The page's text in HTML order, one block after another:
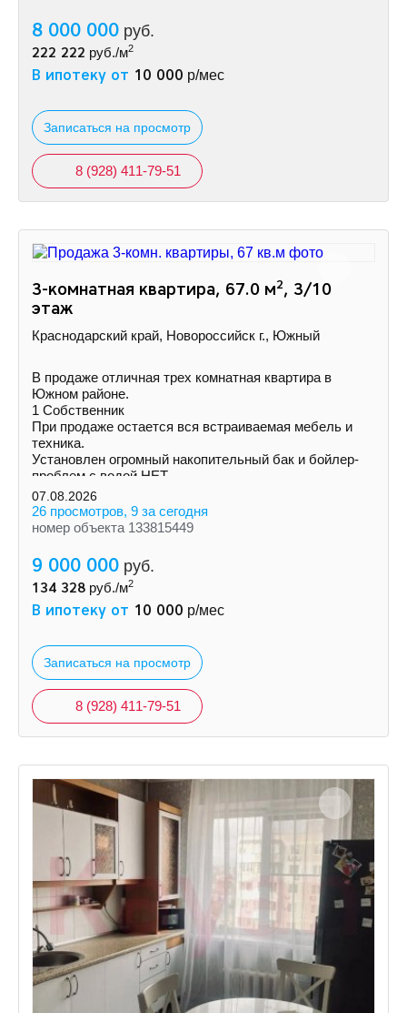
8 000 000 руб.
222 222 руб./м2
В ипотеку от 10 000 р/мес
Записаться на просмотр
8 (928) 411-79-51
3-комнатная квартира, 67.0 м2, 3/10
этаж
Краснодарский край, Новороссийск г., Южный
В продаже отличная трех комнатная квартира в
Южном районе.
1 Собственник
При продаже остается вся встраиваемая мебель и
техника.
Установлен огромный накопительный бак и бойлер-
проблем с водой НЕТ.
Увеличена площадь кухни и одной из комнат за счет
балконов.
07.08.2026
26 просмотров, 9 за сегодня
номер объекта 133815449
9 000 000 руб.
134 328 руб./м2
В ипотеку от 10 000 р/мес
Записаться на просмотр
8 (928) 411-79-51